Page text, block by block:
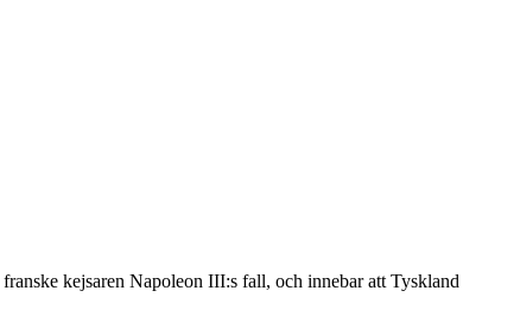
kejsaren Napoleon III:s fall, och innebar att Tyskland